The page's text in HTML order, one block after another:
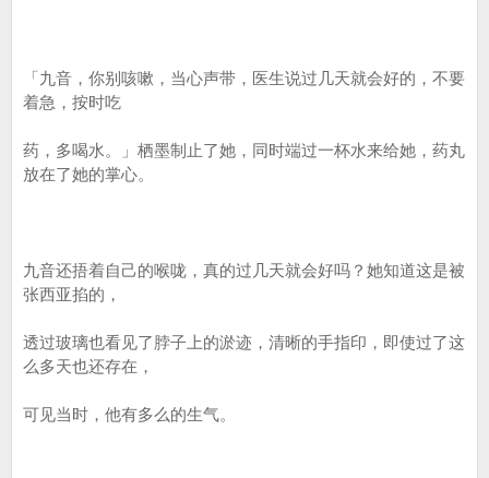
「九音，你别咳嗽，当心声带，医生说过几天就会好的，不要
着急，按时吃
药，多喝水。」栖墨制止了她，同时端过一杯水来给她，药丸
放在了她的掌心。
九音还捂着自己的喉咙，真的过几天就会好吗？她知道这是被
张西亚掐的，
透过玻璃也看见了脖子上的淤迹，清晰的手指印，即使过了这
么多天也还存在，
可见当时，他有多么的生气。